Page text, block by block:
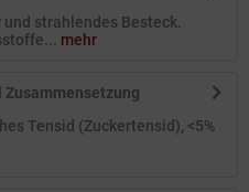
strahlendes Besteck.
mehr
Tensid (Zuckertensid), <5%